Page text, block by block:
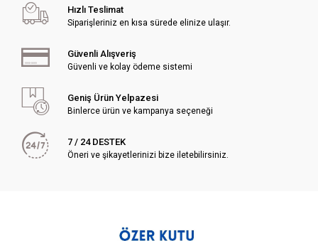
Hızlı Teslimat
Siparişleriniz en kısa sürede elinize ulaşır.
Güvenli Alışveriş
Güvenli ve kolay ödeme sistemi
Geniş Ürün Yelpazesi
Binlerce ürün ve kampanya seçeneği
7 / 24 DESTEK
Öneri ve şikayetlerinizi bize iletebilirsiniz.